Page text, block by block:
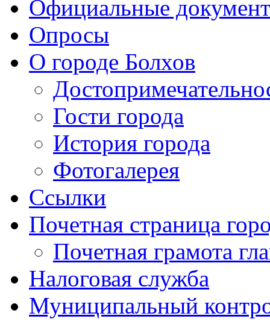
Официальные
Опросы
О городе Болхов
Гости города
История города
Фотогалерея
Ссылки
Почетная страница
Почетная грамота
Налоговая служба
Муниципальный